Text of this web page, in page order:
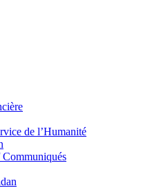
de l’Humanité
Communiqués